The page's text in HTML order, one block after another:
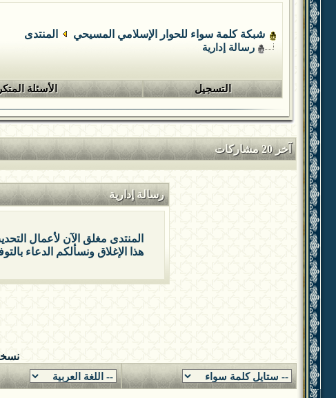
شبكة كلمة سواء للحوار الإسلامي المسيحي المنتدى
رسالة إدارية
التسجيل الأسئلة
آخر 20 مشاركات
رسالة إدارية
المنتدى مغلق الآن لأعمال
هذا الإغلاق ونسألكم الدعاء